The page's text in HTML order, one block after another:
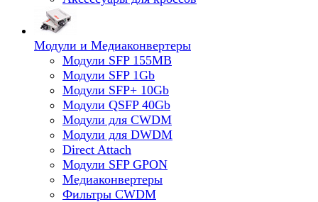
Модули и Медиаконвертеры
Модули SFP 155MB
Модули SFP 1Gb
Модули SFP+ 10Gb
Модули QSFP 40Gb
Модули для CWDM
Модули для DWDM
Direct Attach
Модули SFP GPON
Медиаконвертеры
Фильтры CWDM